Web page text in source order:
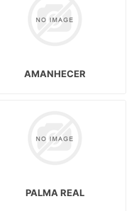
AMANHECER
PALMA REAL